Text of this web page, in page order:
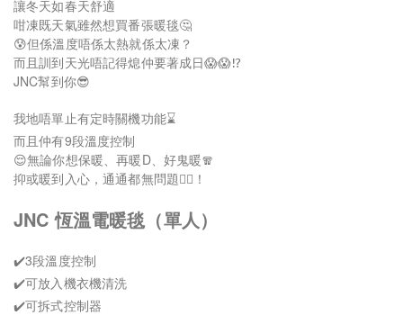
讓冬天如春天舒適
咁凍既天氣雖然想買番張暖毯🤔
😰但係溫度唔係太熱就係太凍？
而且訓到天光唔記得熄仲要著成日😱😱⁉️
JNC幫到你😎
我地唔單止有定時關機功能⌛
而且仲有9段溫度控制
😌無論你想保暖、再暖D、好鬼暖🧣
抑或暖到入心，通通都無問題👍🏻！
JNC 恆溫電暖毯（單人）
✔️3段溫度控制
✔️可放入機衣機清洗
✔️可拆式控制器